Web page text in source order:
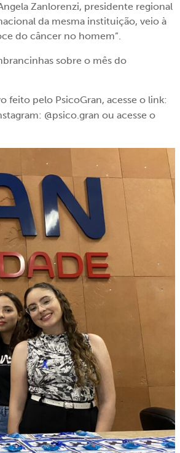
Zanlorenzi, presidente regional
da mesma instituição, veio à
do câncer no homem”.
sobre o mês do
feito pelo PsicoGran, acesse o link:
@psico.gran ou acesse o